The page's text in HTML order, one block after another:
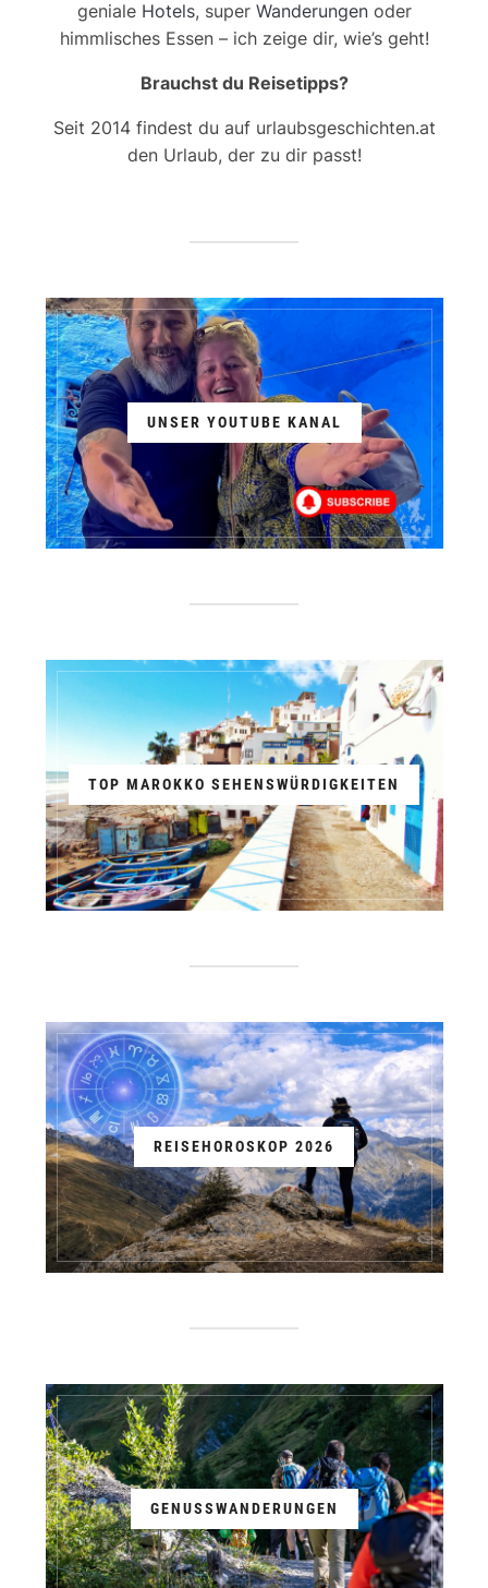
geniale Hotels, super Wanderungenoder
himmlisches Essen – ich zeige dir, wie’s geht!
Brauchst du Reisetipps?
Seit 2014 findest du auf urlaubsgeschichten.at
den Urlaub, der zu dir passt!
UNSER YOUTUBE KANAL
TOP MAROKKO SEHENSWÜRDIGKEITEN
REISEHOROSKOP 2026
GENUSSWANDERUNGEN